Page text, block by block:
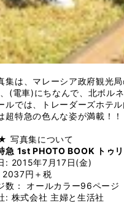
集は、マレーシア政府観光
(電車)にちなんで、北ボル
ルでは、トレーダーズホテ
超特急の色んな姿が満載！！
真集について
急 1st PHOTO BOOK トゥ
: 2015年7月17日(金)
2037円＋税
数： オールカラー96ページ
: 株式会社 主婦と生活社